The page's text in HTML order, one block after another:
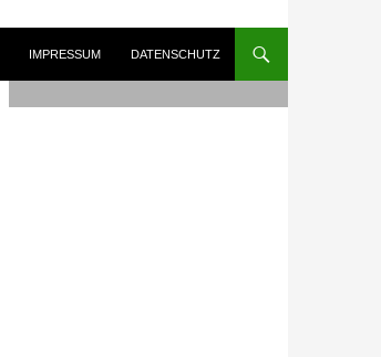
IMPRESSUM DATENSCHUTZ